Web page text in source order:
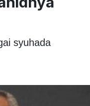
syuhada